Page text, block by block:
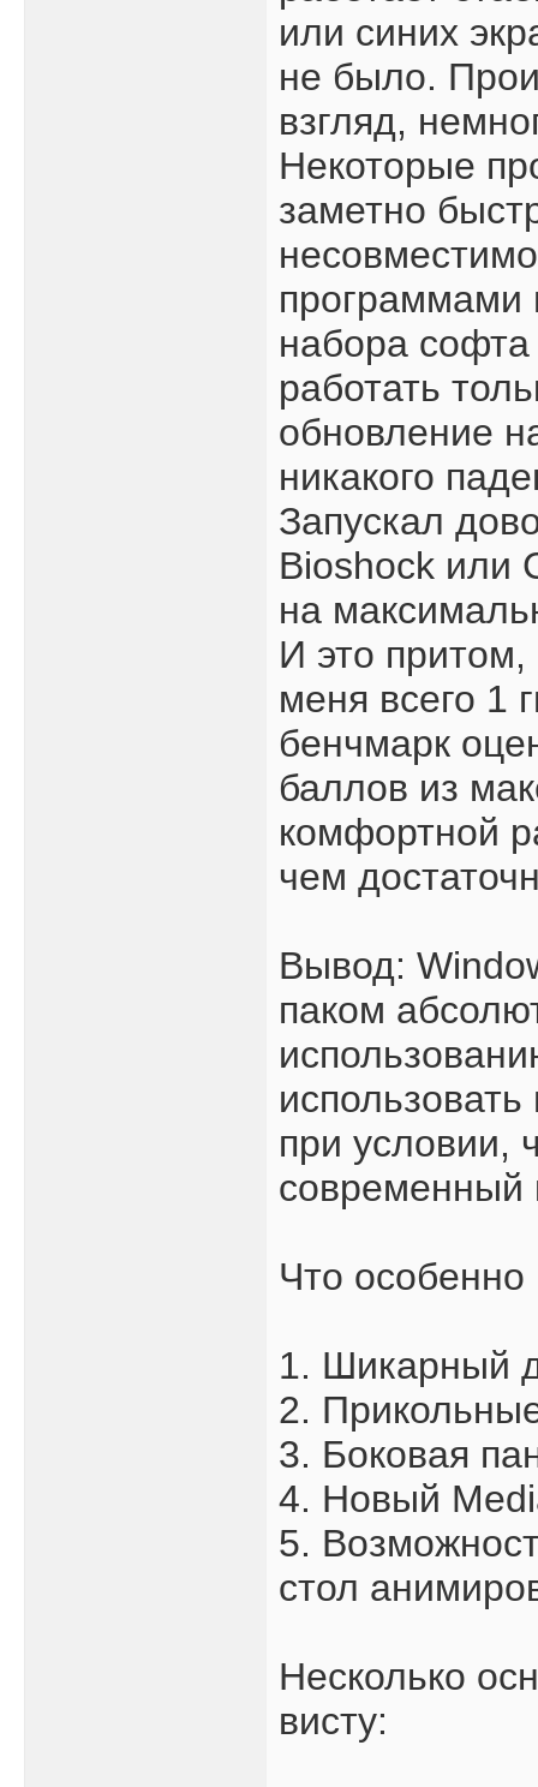
или синих
не было.
взгляд,
Некоторые
заметно
программами
набора софта
работать
обновление
никакого
Запускал
Bioshock или
на
И это притом,
меня всего 1
бенчмарк
баллов из
комфортной
чем
Вывод:
паком
при условии,
Что особенно
1. Шикарный
2.
3. Боковая
4. Новый
5.
стол
Несколько
висту: